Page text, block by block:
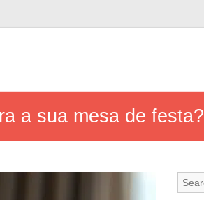
a sua mesa de festa?